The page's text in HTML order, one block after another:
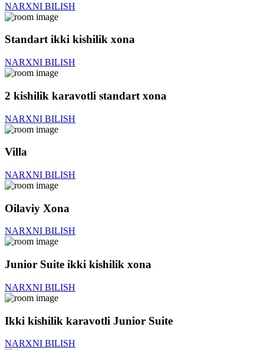
NARXNI BILISH
Standart ikki kishilik xona
NARXNI BILISH
2 kishilik karavotli standart xona
NARXNI BILISH
Villa
NARXNI BILISH
Oilaviy Xona
NARXNI BILISH
Junior Suite ikki kishilik xona
NARXNI BILISH
Ikki kishilik karavotli Junior Suite
NARXNI BILISH